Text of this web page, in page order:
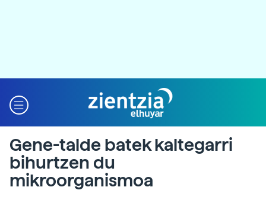
Gene-talde batek kaltegarri
bihurtzen du
mikroorganismoa